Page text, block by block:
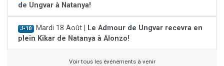
de Ungvar à Natanya!
J-10 Mardi 18 Août |
Le Admour de Ungvar recevra en
plein Kikar de Natanya à Alonzo!
Voir tous les événements à venir